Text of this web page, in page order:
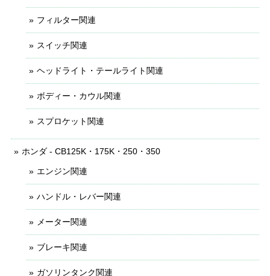
フィルター関連
スイッチ関連
ヘッドライト・テールライト関連
ボディー・カウル関連
スプロケット関連
ホンダ - CB125K・175K・250・350
エンジン関連
ハンドル・レバー関連
メーター関連
ブレーキ関連
ガソリンタンク関連